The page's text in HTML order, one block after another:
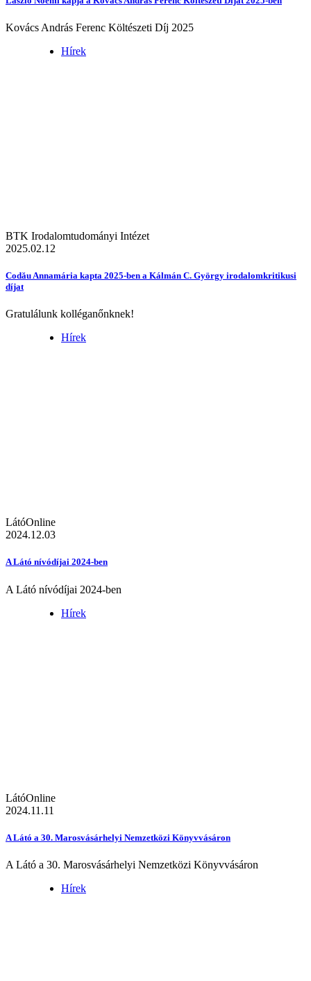
Kovács András Ferenc Költészeti Díj 2025
Hírek
BTK Irodalomtudományi Intézet
2025.02.12
Codău Annamária kapta 2025-ben a Kálmán C. György irodalomkritikusi
díjat
Gratulálunk kolléganőnknek!
Hírek
LátóOnline
2024.12.03
A Látó nívódíjai 2024-ben
A Látó nívódíjai 2024-ben
Hírek
LátóOnline
2024.11.11
A Látó a 30. Marosvásárhelyi Nemzetközi Könyvvásáron
A Látó a 30. Marosvásárhelyi Nemzetközi Könyvvásáron
Hírek